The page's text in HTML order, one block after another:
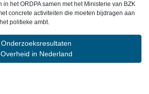
het ORDPA samen met het Ministerie van BZK
concrete activiteiten die moeten bijdragen aan
politieke ambt.
Onderzoeksresultaten
Overheid in Nederland